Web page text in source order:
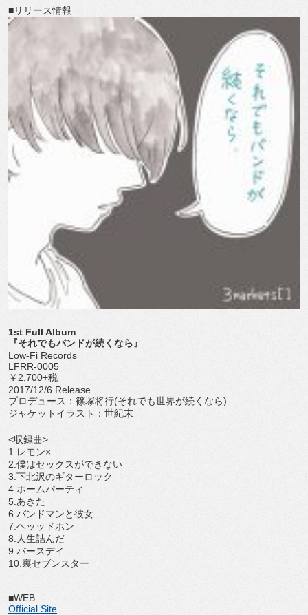
■リリース情報
1st Full Album
『それでもバンドが続くなら』
Low-Fi Records
LFRR-0005
￥2,700+税
2017/12/6 Release
プロデュース：篠塚将行(それでも世界が続くなら)
ジャケットイラスト：世紀末
<収録曲>
1.レモン×
2.僕はセックスができない
3.下北沢のギターロック
4.ホームパーティ
5.あきた
6.バンドマンと彼女
7.ヘッッドホン
8.人生詰んだ
9.バースデイ
10.裏セブンスター
■WEB
Official Site